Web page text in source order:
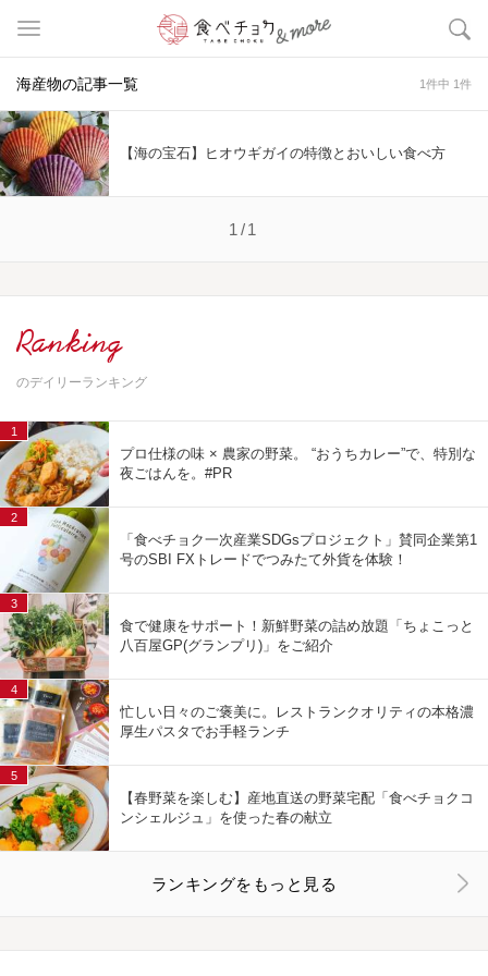
海産物の記事一覧 1件中 1件
【海の宝石】ヒオウギガイの特徴とおいしい食べ方
1/1
Ranking
のデイリーランキング
プロ仕様の味 × 農家の野菜。 “おうちカレー”で、特別な
夜ごはんを。#PR
1
「食べチョク一次産業SDGsプロジェクト」賛同企業第1
号のSBI FXトレードでつみたて外貨を体験！
2
食で健康をサポート！新鮮野菜の詰め放題「ちょこっと
八百屋GP(グランプリ)」をご紹介
3
忙しい日々のご褒美に。レストランクオリティの本格濃
厚生パスタでお手軽ランチ
4
【春野菜を楽しむ】産地直送の野菜宅配「食べチョクコ
ンシェルジュ」を使った春の献立
5
ランキングをもっと見る